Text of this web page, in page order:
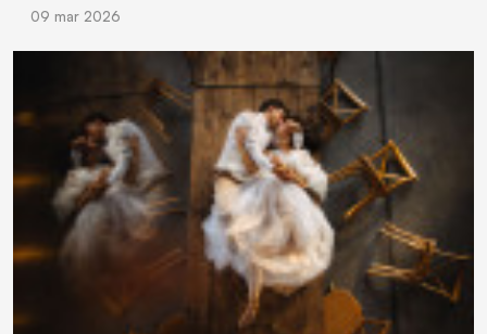
09 mar 2026